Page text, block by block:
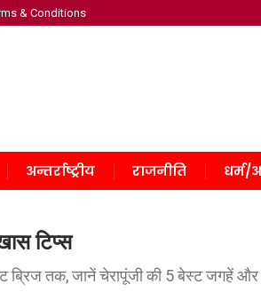
& Conditions
अन्तर्राष्ट्रीय राजनीति धर्म/
टिप्स
ब्रिज तक, जानें चेरापूंजी की 5 बेस्ट जगहें और